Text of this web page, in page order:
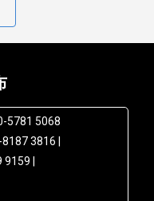
5781 5068
3816 |
|